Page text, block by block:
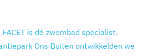
FACET is dé zwembad specialist.
Ons Buiten ontwikkelden we